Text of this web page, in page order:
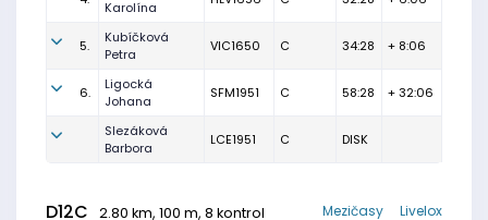
Karolína
5.
Kubíčková
Petra
VIC1650 C 34:28 + 8:06
6.
Ligocká
Johana
SFM1951 C 58:28 + 32:06
Slezáková
Barbora
LCE1951 C DISK
D12C 2.80 km, 100 m, 8 kontrol Livelox
Mezičasy